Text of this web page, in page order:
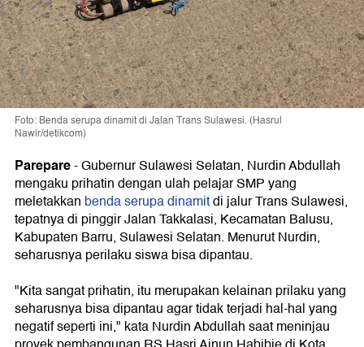
Foto: Benda serupa dinamit di Jalan Trans Sulawesi. (Hasrul
Nawir/detikcom)
Parepare- Gubernur Sulawesi Selatan, Nurdin Abdullah
mengaku prihatin dengan ulah pelajar SMP yang
meletakkan benda serupa dinamitdi jalur Trans Sulawesi,
tepatnya di pinggir Jalan Takkalasi, Kecamatan Balusu,
Kabupaten Barru, Sulawesi Selatan. Menurut Nurdin,
seharusnya perilaku siswa bisa dipantau.
"Kita sangat prihatin, itu merupakan kelainan prilaku yang
seharusnya bisa dipantau agar tidak terjadi hal-hal yang
negatif seperti ini," kata Nurdin Abdullah saat meninjau